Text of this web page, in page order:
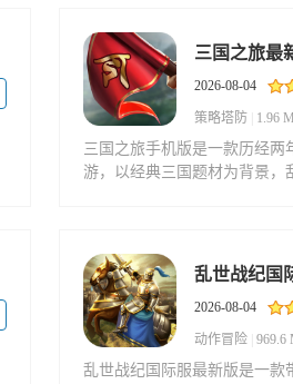
三国之旅最
2026-08-04
策略塔防 1.96
三国之旅手机版是一款历经两
游，以经典三国题材为背景，
乱世战纪国
2026-08-04
动作冒险 969.6
乱世战纪国际服最新版是一款